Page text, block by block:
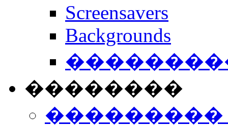
Screensavers
Backgrounds
��������
���������